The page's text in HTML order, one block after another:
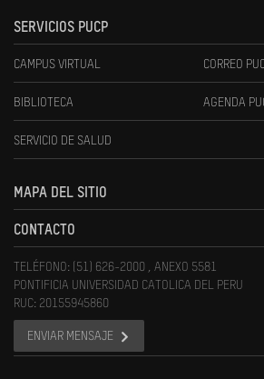
SERVICIOS PUCP
CAMPUS VIRTUAL CORREO
BIBLIOTECA AGENDA
SERVICIO DE SALUD
MAPA DEL SITIO
CONTACTO
TELÉFONO: (51) 626-2000 , ANEXO 5581
PONTIFICIA UNIVERSIDAD CATOLICA DEL PERU
RUC: 20155945860
ENVIAR MENSAJE